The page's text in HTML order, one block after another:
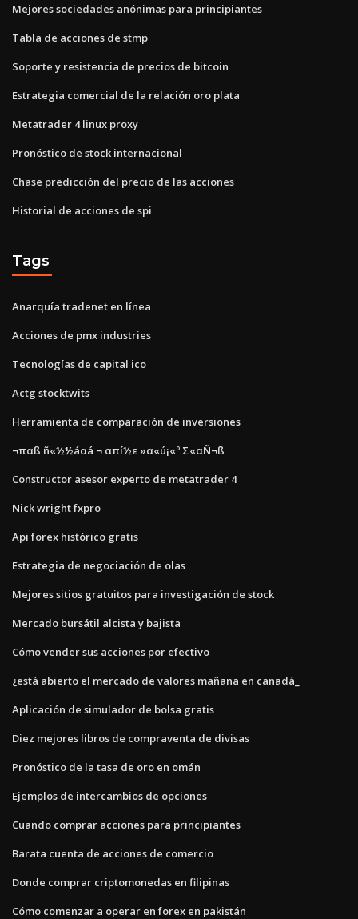
Mejores sociedades anónimas para principiantes
Tabla de acciones de stmp
Soporte y resistencia de precios de bitcoin
Estrategia comercial de la relación oro plata
Metatrader 4 linux proxy
Pronóstico de stock internacional
Chase predicción del precio de las acciones
Historial de acciones de spi
Tags
Anarquía tradenet en línea
Acciones de pmx industries
Tecnologías de capital ico
Actg stocktwits
Herramienta de comparación de inversiones
¬παß ñ«½½áαá ¬ απí½ε »α«ú¡«º Σ«αÑ¬ß
Constructor asesor experto de metatrader 4
Nick wright fxpro
Api forex histórico gratis
Estrategia de negociación de olas
Mejores sitios gratuitos para investigación de stock
Mercado bursátil alcista y bajista
Cómo vender sus acciones por efectivo
¿está abierto el mercado de valores mañana en canadá_
Aplicación de simulador de bolsa gratis
Diez mejores libros de compraventa de divisas
Pronóstico de la tasa de oro en omán
Ejemplos de intercambios de opciones
Cuando comprar acciones para principiantes
Barata cuenta de acciones de comercio
Donde comprar criptomonedas en filipinas
Cómo comenzar a operar en forex en pakistán